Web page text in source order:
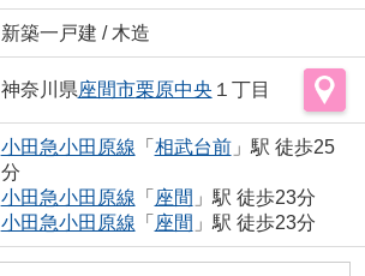
新築一戸建 / 木造
神奈川県座間市栗原中央 １丁目
小田急小田原線 「 相武台前」駅 徒歩25
分
小田急小田原線 「 座間 」駅 徒歩23分
小田急小田原線 「 座間 」駅 徒歩23分